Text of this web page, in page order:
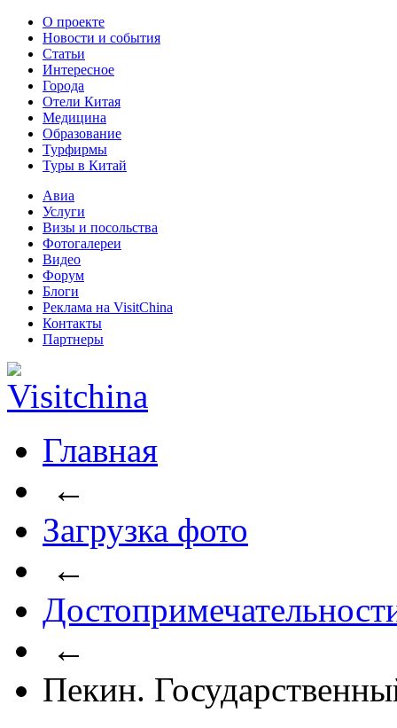
О проекте
Новости и события
Статьи
Интересное
Города
Отели Китая
Медицина
Образование
Турфирмы
Туры в Китай
Авиа
Услуги
Визы и посольства
Фотогалереи
Видео
Форум
Блоги
Реклама на VisitChina
Контакты
Партнеры
Главная
←
Загрузка фото
←
←
Пекин.